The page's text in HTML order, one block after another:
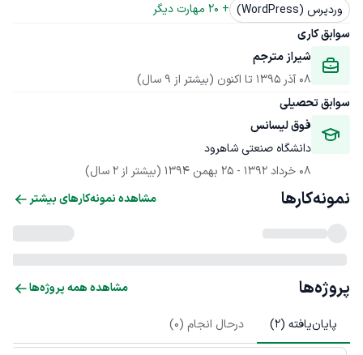
وردپرس (WordPress)
+
20 مهارت دیگر
سوابق کاری
شیراز مترجم
08 آذر 1395
تا اکنون (بیشتر از 9 سال)
سوابق تحصیلی
فوق لیسانس
دانشگاه صنعتی شاهرود
08 خرداد 1392
- 25 بهمن 1394 (بیشتر از 2 سال)
نمونه‌کارها مشاهده نمونه‌کارهای بیشتر
پروژه‌ها مشاهده همه پروژه‌ها
پایان‌یافته (2
) درحال انجام (0
)